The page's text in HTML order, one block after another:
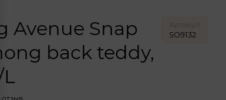
Avenue Snap
back teddy,
Артикул
SO9132